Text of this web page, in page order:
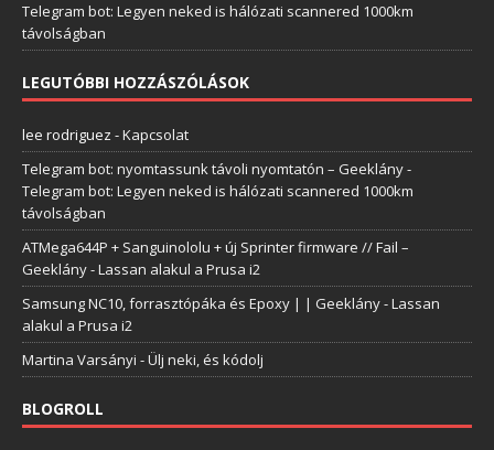
Telegram bot: Legyen neked is hálózati scannered 1000km
távolságban
LEGUTÓBBI HOZZÁSZÓLÁSOK
lee rodriguez -Kapcsolat
Telegram bot: nyomtassunk távoli nyomtatón – Geeklány-
Telegram bot: Legyen neked is hálózati scannered 1000km
távolságban
ATMega644P + Sanguinololu + új Sprinter firmware // Fail –
Geeklány-Lassan alakul a Prusa i2
Samsung NC10, forrasztópáka és Epoxy | | Geeklány-Lassan
alakul a Prusa i2
Martina Varsányi -Ülj neki, és kódolj
BLOGROLL